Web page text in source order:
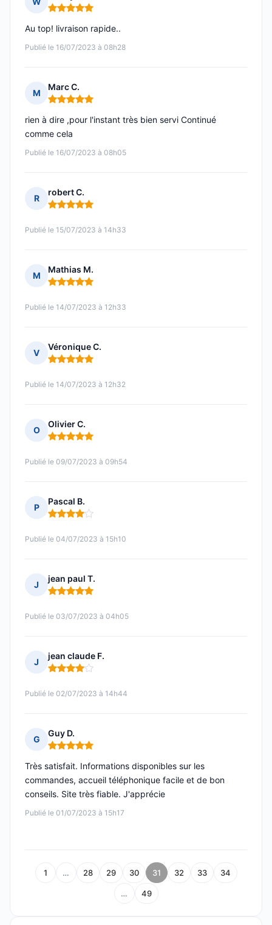
Note : 5 sur 5
Publié le 16/07/2023 à 08h28
Au top! livraison rapide..
M
Marc C.
Note : 5 sur 5
Publié le 16/07/2023 à 08h05
rien à dire ,pour l'instant très bien servi Continué
comme cela
R
robert C.
Note : 5 sur 5
Publié le 15/07/2023 à 14h33
M
Mathias M.
Note : 5 sur 5
Publié le 14/07/2023 à 12h33
V
Véronique C.
Note : 5 sur 5
Publié le 14/07/2023 à 12h32
O
Olivier C.
Note : 5 sur 5
Publié le 09/07/2023 à 09h54
P
Pascal B.
Note : 4 sur 5
Publié le 04/07/2023 à 15h10
J
jean paul T.
Note : 5 sur 5
Publié le 03/07/2023 à 04h05
J
jean claude F.
Note : 4 sur 5
Publié le 02/07/2023 à 14h44
G
Guy D.
Note : 5 sur 5
Publié le 01/07/2023 à 15h17
Très satisfait. Informations disponibles sur les
commandes, accueil téléphonique facile et de bon
conseils. Site très fiable. J'apprécie
1 … 28 29 30 31 32 33 34
… 49